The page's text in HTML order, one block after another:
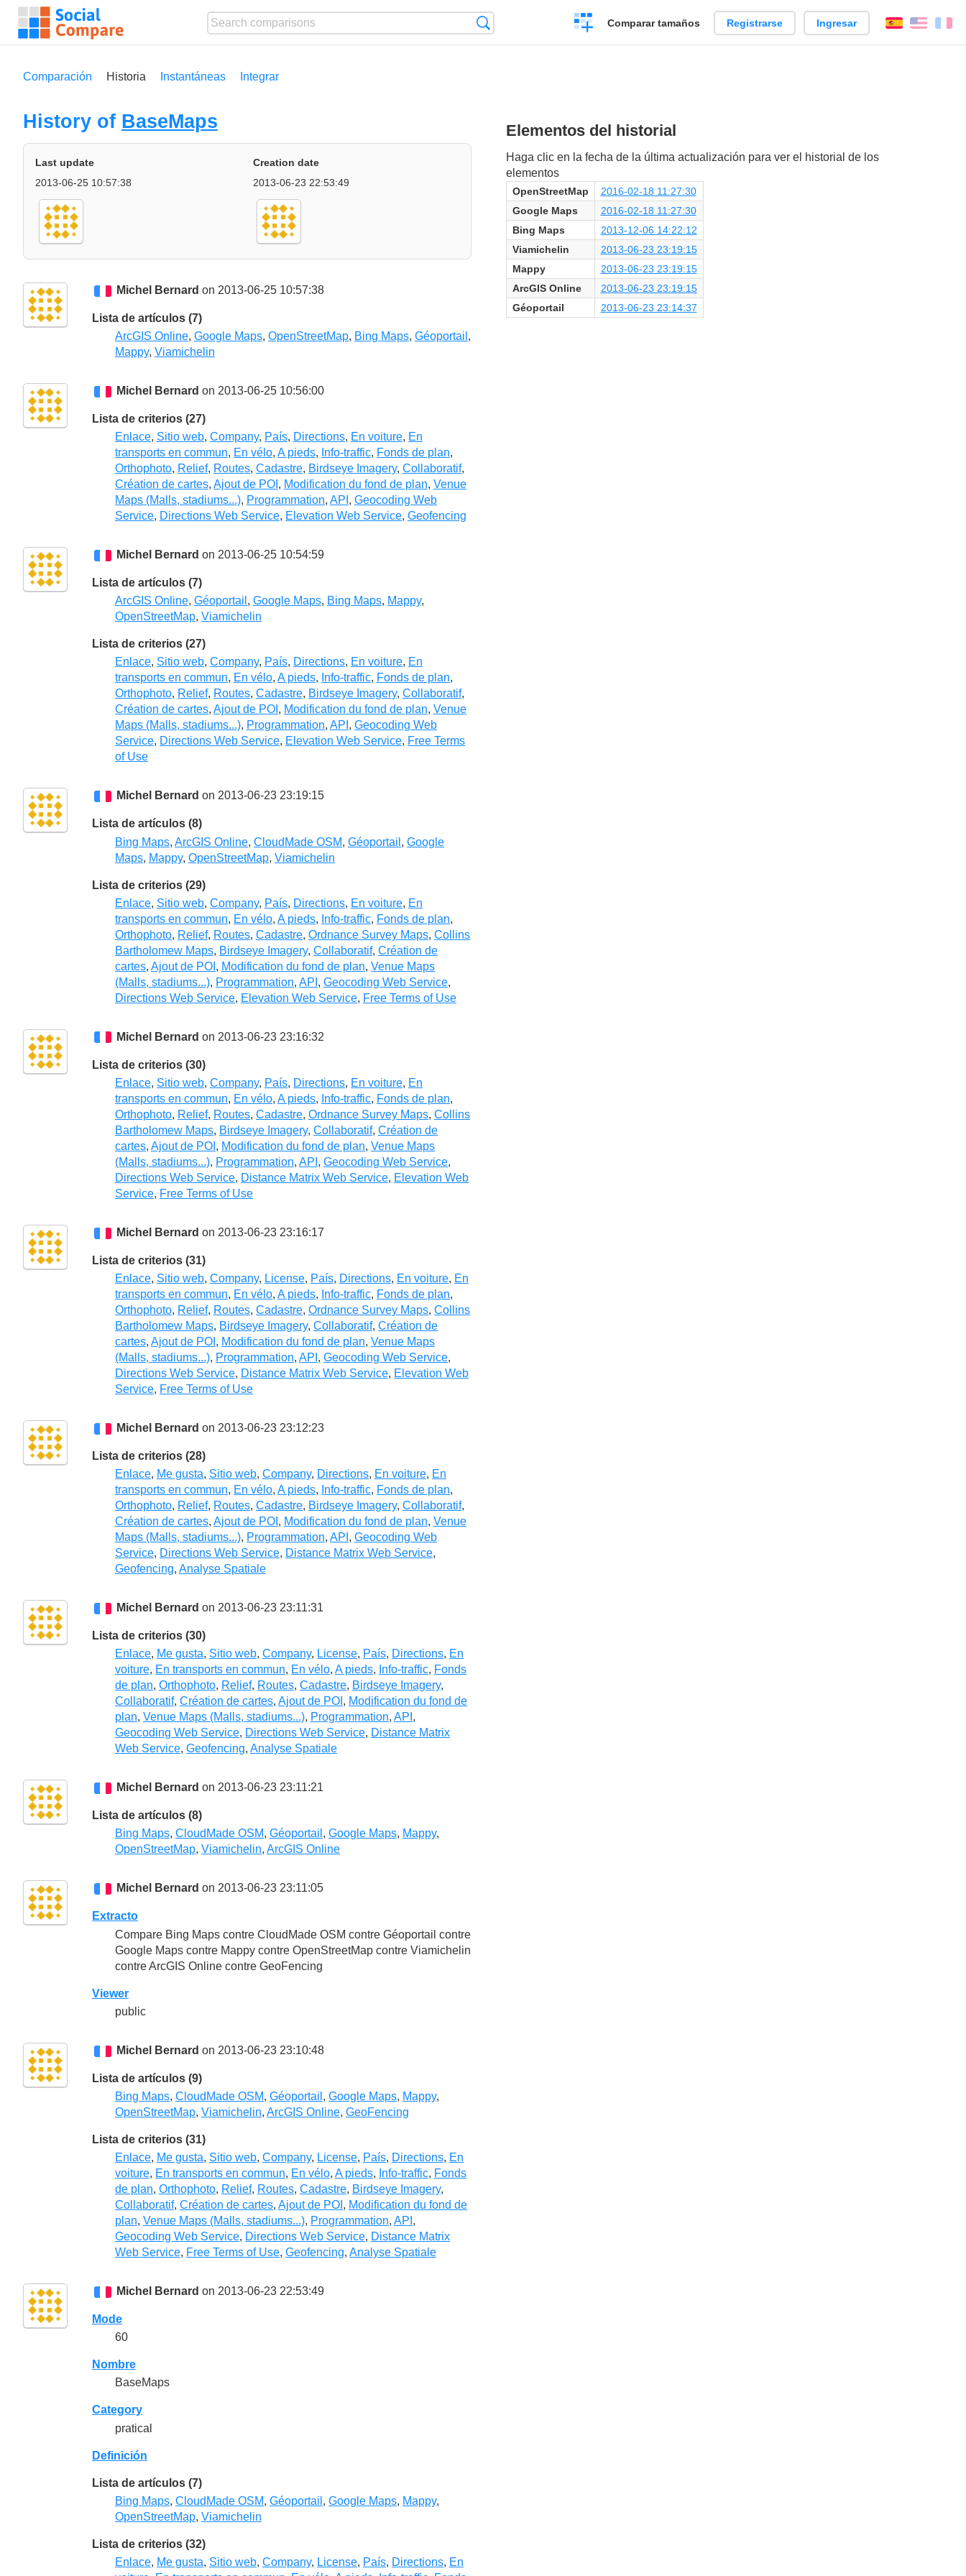
Crear
una
Comparar tamaños Registrarse Ingresar EspañolEnglish
Comparación Historia Instantáneas Integrar
History of BaseMaps
Last update
2013-06-25 10:57:38
Creation date
2013-06-23 22:53:49
Michel Bernard on 2013-06-25 10:57:38
Lista de artículos (7)
ArcGIS Online, Google Maps, OpenStreetMap, Bing Maps, Géoportail ,
Mappy, Viamichelin
Michel Bernard on 2013-06-25 10:56:00
Lista de criterios (27)
Enlace, Sitio web, Company, País, Directions, En voiture, En
transports en commun, En vélo, A pieds, Info-traffic, Fonds de plan,
Orthophoto, Relief, Routes, Cadastre, Birdseye Imagery, Collaboratif,
Création de cartes, Ajout de POI , Modification du fond de plan, Venue
Maps (Malls, stadiums...), Programmation, API , Geocoding Web
Service, Directions Web Service, Elevation Web Service, Geofencing
Michel Bernard on 2013-06-25 10:54:59
Lista de artículos (7)
ArcGIS Online, Géoportail , Google Maps, Bing Maps, Mappy,
OpenStreetMap, Viamichelin
Lista de criterios (27)
Enlace, Sitio web, Company, País, Directions, En voiture, En
transports en commun, En vélo, A pieds, Info-traffic, Fonds de plan,
Orthophoto, Relief, Routes, Cadastre, Birdseye Imagery, Collaboratif,
Création de cartes, Ajout de POI , Modification du fond de plan, Venue
Maps (Malls, stadiums...), Programmation, API , Geocoding Web
Service, Directions Web Service, Elevation Web Service, Free Terms
of Use
Michel Bernard on 2013-06-23 23:19:15
Lista de artículos (8)
Bing Maps, ArcGIS Online, CloudMade OSM, Géoportail , Google
Maps, Mappy, OpenStreetMap, Viamichelin
Lista de criterios (29)
Enlace, Sitio web, Company, País, Directions, En voiture, En
transports en commun, En vélo, A pieds, Info-traffic, Fonds de plan,
Orthophoto, Relief, Routes, Cadastre, Ordnance Survey Maps, Collins
Bartholomew Maps, Birdseye Imagery, Collaboratif, Création de
cartes, Ajout de POI , Modification du fond de plan, Venue Maps
(Malls, stadiums...), Programmation, API , Geocoding Web Service,
Directions Web Service, Elevation Web Service, Free Terms of Use
Michel Bernard on 2013-06-23 23:16:32
Lista de criterios (30)
Enlace, Sitio web, Company, País, Directions, En voiture, En
transports en commun, En vélo, A pieds, Info-traffic, Fonds de plan,
Orthophoto, Relief, Routes, Cadastre, Ordnance Survey Maps, Collins
Bartholomew Maps, Birdseye Imagery, Collaboratif, Création de
cartes, Ajout de POI , Modification du fond de plan, Venue Maps
(Malls, stadiums...), Programmation, API , Geocoding Web Service,
Directions Web Service, Distance Matrix Web Service, Elevation Web
Service, Free Terms of Use
Michel Bernard on 2013-06-23 23:16:17
Lista de criterios (31)
Enlace, Sitio web, Company, License, País, Directions, En voiture, En
transports en commun, En vélo, A pieds, Info-traffic, Fonds de plan,
Orthophoto, Relief, Routes, Cadastre, Ordnance Survey Maps, Collins
Bartholomew Maps, Birdseye Imagery, Collaboratif, Création de
cartes, Ajout de POI , Modification du fond de plan, Venue Maps
(Malls, stadiums...), Programmation, API , Geocoding Web Service,
Directions Web Service, Distance Matrix Web Service, Elevation Web
Service, Free Terms of Use
Michel Bernard on 2013-06-23 23:12:23
Lista de criterios (28)
Enlace, Me gusta, Sitio web, Company, Directions, En voiture, En
transports en commun, En vélo, A pieds, Info-traffic, Fonds de plan,
Orthophoto, Relief, Routes, Cadastre, Birdseye Imagery, Collaboratif,
Création de cartes, Ajout de POI , Modification du fond de plan, Venue
Maps (Malls, stadiums...), Programmation, API , Geocoding Web
Service, Directions Web Service, Distance Matrix Web Service,
Geofencing, Analyse Spatiale
Michel Bernard on 2013-06-23 23:11:31
Lista de criterios (30)
Enlace, Me gusta, Sitio web, Company, License, País, Directions, En
voiture, En transports en commun, En vélo, A pieds, Info-traffic, Fonds
de plan, Orthophoto, Relief, Routes, Cadastre, Birdseye Imagery,
Collaboratif, Création de cartes, Ajout de POI , Modification du fond de
plan, Venue Maps (Malls, stadiums...), Programmation, API ,
Geocoding Web Service, Directions Web Service, Distance Matrix
Web Service, Geofencing, Analyse Spatiale
Michel Bernard on 2013-06-23 23:11:21
Lista de artículos (8)
Bing Maps, CloudMade OSM, Géoportail , Google Maps, Mappy,
OpenStreetMap, Viamichelin, ArcGIS Online
Michel Bernard on 2013-06-23 23:11:05
Extracto
Compare Bing Maps contre CloudMade OSM contre Géoportail contre
Google Maps contre Mappy contre OpenStreetMap contre Viamichelin
contre ArcGIS Online contre GeoFencing
Viewer
public
Michel Bernard on 2013-06-23 23:10:48
Lista de artículos (9)
Bing Maps, CloudMade OSM, Géoportail , Google Maps, Mappy,
OpenStreetMap, Viamichelin, ArcGIS Online, GeoFencing
Lista de criterios (31)
Enlace, Me gusta, Sitio web, Company, License, País, Directions, En
voiture, En transports en commun, En vélo, A pieds, Info-traffic, Fonds
de plan, Orthophoto, Relief, Routes, Cadastre, Birdseye Imagery,
Collaboratif, Création de cartes, Ajout de POI , Modification du fond de
plan, Venue Maps (Malls, stadiums...), Programmation, API ,
Geocoding Web Service, Directions Web Service, Distance Matrix
Web Service, Free Terms of Use, Geofencing, Analyse Spatiale
Michel Bernard on 2013-06-23 22:53:49
Mode
60
Nombre
BaseMaps
Category
pratical
Definición
Lista de artículos (7)
Bing Maps, CloudMade OSM, Géoportail , Google Maps, Mappy,
OpenStreetMap, Viamichelin
Lista de criterios (32)
Enlace, Me gusta, Sitio web, Company, License, País, Directions, En
Elementos del historial
Haga clic en la fecha de la última actualización para ver el historial de los
elementos
OpenStreetMap
2016-02-18 11:27:30
Google Maps
2016-02-18 11:27:30
Bing Maps
2013-12-06 14:22:12
Viamichelin
2013-06-23 23:19:15
Mappy
2013-06-23 23:19:15
ArcGIS Online
2013-06-23 23:19:15
Géoportail
2013-06-23 23:14:37